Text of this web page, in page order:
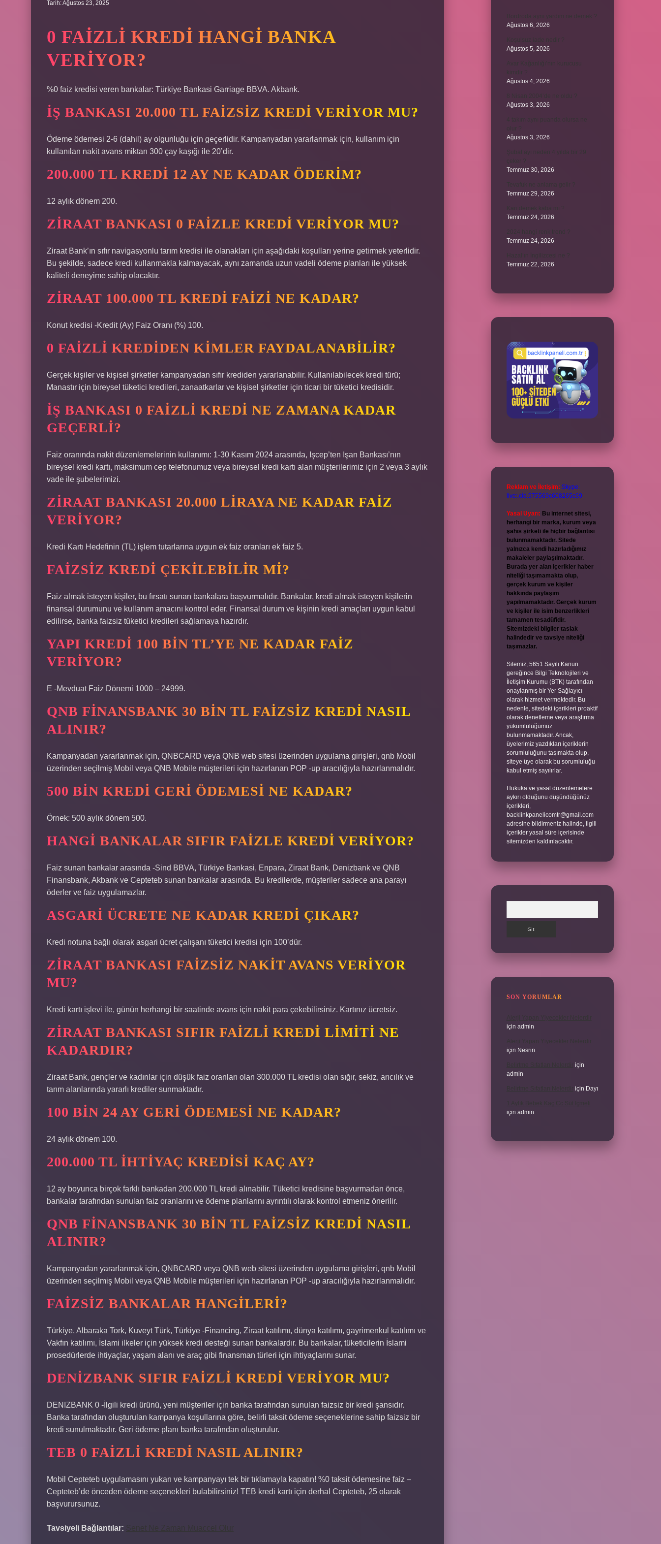
Tarih: Ağustos 23, 2025
0 FAIZLI KREDI HANGI BANKA
VERIYOR?
%0 faiz kredisi veren bankalar: Türkiye Bankasi Garriage BBVA. Akbank.
İŞ BANKASI 20.000 TL FAIZSIZ KREDI VERIYOR MU?
Ödeme ödemesi 2-6 (dahil) ay olgunluğu için geçerlidir. Kampanyadan yararlanmak için, kullanım için
kullanılan nakit avans miktarı 300 çay kaşığı ile 20’dir.
200.000 TL KREDI 12 AY NE KADAR ÖDERIM?
12 aylık dönem 200.
ZIRAAT BANKASI 0 FAIZLE KREDI VERIYOR MU?
Ziraat Bank’ın sıfır navigasyonlu tarım kredisi ile olanakları için aşağıdaki koşulları yerine getirmek yeterlidir.
Bu şekilde, sadece kredi kullanmakla kalmayacak, aynı zamanda uzun vadeli ödeme planları ile yüksek
kaliteli deneyime sahip olacaktır.
ZIRAAT 100.000 TL KREDI FAIZI NE KADAR?
Konut kredisi -Kredit (Ay) Faiz Oranı (%) 100.
0 FAIZLI KREDIDEN KIMLER FAYDALANABILIR?
Gerçek kişiler ve kişisel şirketler kampanyadan sıfır krediden yararlanabilir. Kullanılabilecek kredi türü;
Manastır için bireysel tüketici kredileri, zanaatkarlar ve kişisel şirketler için ticari bir tüketici kredisidir.
İŞ BANKASI 0 FAIZLI KREDI NE ZAMANA KADAR
GEÇERLI?
Faiz oranında nakit düzenlemelerinin kullanımı: 1-30 Kasım 2024 arasında, Işcep’ten Işan Bankası’nın
bireysel kredi kartı, maksimum cep telefonumuz veya bireysel kredi kartı alan müşterilerimiz için 2 veya 3 aylık
vade ile şubelerimizi.
ZIRAAT BANKASI 20.000 LIRAYA NE KADAR FAIZ
VERIYOR?
Kredi Kartı Hedefinin (TL) işlem tutarlarına uygun ek faiz oranları ek faiz 5.
FAIZSIZ KREDI ÇEKILEBILIR MI?
Faiz almak isteyen kişiler, bu fırsatı sunan bankalara başvurmalıdır. Bankalar, kredi almak isteyen kişilerin
finansal durumunu ve kullanım amacını kontrol eder. Finansal durum ve kişinin kredi amaçları uygun kabul
edilirse, banka faizsiz tüketici kredileri sağlamaya hazırdır.
YAPI KREDI 100 BIN TL’YE NE KADAR FAIZ
VERIYOR?
E -Mevduat Faiz Dönemi 1000 – 24999.
QNB FINANSBANK 30 BIN TL FAIZSIZ KREDI NASIL
ALINIR?
Kampanyadan yararlanmak için, QNBCARD veya QNB web sitesi üzerinden uygulama girişleri, qnb Mobil
üzerinden seçilmiş Mobil veya QNB Mobile müşterileri için hazırlanan POP -up aracılığıyla hazırlanmalıdır.
500 BIN KREDI GERI ÖDEMESI NE KADAR?
Örnek: 500 aylık dönem 500.
HANGI BANKALAR SIFIR FAIZLE KREDI VERIYOR?
Faiz sunan bankalar arasında -Sind BBVA, Türkiye Bankasi, Enpara, Ziraat Bank, Denizbank ve QNB
Finansbank, Akbank ve Cepteteb sunan bankalar arasında. Bu kredilerde, müşteriler sadece ana parayı
öderler ve faiz uygulamazlar.
ASGARI ÜCRETE NE KADAR KREDI ÇIKAR?
Kredi notuna bağlı olarak asgari ücret çalışanı tüketici kredisi için 100’dür.
ZIRAAT BANKASI FAIZSIZ NAKIT AVANS VERIYOR
MU?
Kredi kartı işlevi ile, günün herhangi bir saatinde avans için nakit para çekebilirsiniz. Kartınız ücretsiz.
ZIRAAT BANKASI SIFIR FAIZLI KREDI LIMITI NE
KADARDIR?
Ziraat Bank, gençler ve kadınlar için düşük faiz oranları olan 300.000 TL kredisi olan sığır, sekiz, arıcılık ve
tarım alanlarında yararlı krediler sunmaktadır.
100 BIN 24 AY GERI ÖDEMESI NE KADAR?
24 aylık dönem 100.
200.000 TL IHTIYAÇ KREDISI KAÇ AY?
12 ay boyunca birçok farklı bankadan 200.000 TL kredi alınabilir. Tüketici kredisine başvurmadan önce,
bankalar tarafından sunulan faiz oranlarını ve ödeme planlarını ayrıntılı olarak kontrol etmeniz önerilir.
QNB FINANSBANK 30 BIN TL FAIZSIZ KREDI NASIL
ALINIR?
Kampanyadan yararlanmak için, QNBCARD veya QNB web sitesi üzerinden uygulama girişleri, qnb Mobil
üzerinden seçilmiş Mobil veya QNB Mobile müşterileri için hazırlanan POP -up aracılığıyla hazırlanmalıdır.
FAIZSIZ BANKALAR HANGILERI?
Türkiye, Albaraka Tork, Kuveyt Türk, Türkiye -Financing, Ziraat katılımı, dünya katılımı, gayrimenkul katılımı ve
Vakfın katılımı, İslami ilkeler için yüksek kredi desteği sunan bankalardır. Bu bankalar, tüketicilerin İslami
prosedürlerde ihtiyaçlar, yaşam alanı ve araç gibi finansman türleri için ihtiyaçlarını sunar.
DENIZBANK SIFIR FAIZLI KREDI VERIYOR MU?
DENIZBANK 0 -İlgili kredi ürünü, yeni müşteriler için banka tarafından sunulan faizsiz bir kredi şansıdır.
Banka tarafından oluşturulan kampanya koşullarına göre, belirli taksit ödeme seçeneklerine sahip faizsiz bir
kredi sunulmaktadır. Geri ödeme planı banka tarafından oluşturulur.
TEB 0 FAIZLI KREDI NASIL ALINIR?
Mobil Cepteteb uygulamasını yukarı ve kampanyayı tek bir tıklamayla kapatın! %0 taksit ödemesine faiz –
Cepteteb’de önceden ödeme seçenekleri bulabilirsiniz! TEB kredi kartı için derhal Cepteteb, 25 olarak
başvurursunuz.
Tavsiyeli Bağlantılar: Senet Ne Zaman Muaccel Olur
Bordroda aynı yardım ne demek ?
Ağustos 6, 2026
Koşulsuz iade nedir ?
Ağustos 5, 2026
Avar Kağanlığı’nın kurucusu
Ağustos 4, 2026
8 Nisan 2004’de ne oldu ?
Ağustos 3, 2026
4 takım aynı puanda olursa ne
Ağustos 3, 2026
Şubat ayı neden 4 yılda bir 29
Temmuz 30, 2026
Temmuz 29, 2026
Karı demek kaba mı ?
Temmuz 24, 2026
Temmuz 24, 2026
Temmuz 22, 2026
Reklam ve İletişim: Skype:
live:.cid.575569c608265c69
Yasal Uyarı: Bu internet sitesi,
herhangi bir marka, kurum veya
şahıs şirketi ile hiçbir bağlantısı
bulunmamaktadır. Sitede
yalnızca kendi hazırladığımız
makaleler paylaşılmaktadır.
Burada yer alan içerikler haber
niteliği taşımamakta olup,
gerçek kurum ve kişiler
hakkında paylaşım
yapılmamaktadır. Gerçek kurum
ve kişiler ile isim benzerlikleri
tamamen tesadüfidir.
Sitemizdeki bilgiler taslak
halindedir ve tavsiye niteliği
taşımazlar.
Sitemiz, 5651 Sayılı Kanun
gereğince Bilgi Teknolojileri ve
İletişim Kurumu (BTK) tarafından
onaylanmış bir Yer Sağlayıcı
olarak hizmet vermektedir. Bu
nedenle, sitedeki içerikleri proaktif
olarak denetleme veya araştırma
yükümlülüğümüz
bulunmamaktadır. Ancak,
üyelerimiz yazdıkları içeriklerin
sorumluluğunu taşımakta olup,
siteye üye olarak bu sorumluluğu
kabul etmiş sayılırlar.
Hukuka ve yasal düzenlemelere
aykırı olduğunu düşündüğünüz
içerikleri,
backlinkpanelicomtr@gmail.com
adresine bildirmeniz halinde, ilgili
içerikler yasal süre içerisinde
sitemizden kaldırılacaktır.
SON YORUMLAR
için admin
için Nesrin
için
admin
için Dayı
için admin